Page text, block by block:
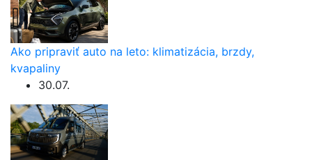
Ako pripraviť auto na leto: klimatizácia, brzdy,
kvapaliny
30.07.